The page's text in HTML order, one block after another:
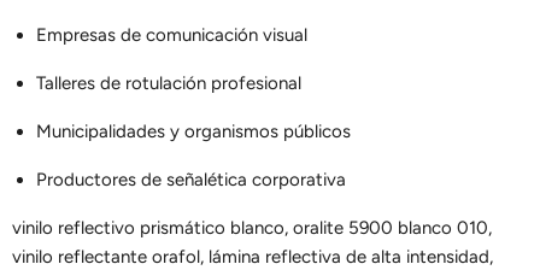
Empresas de comunicación visual
Talleres de rotulación profesional
Municipalidades y organismos públicos
Productores de señalética corporativa
vinilo reflectivo prismático blanco, oralite 5900 blanco 010,
vinilo reflectante orafol, lámina reflectiva de alta intensidad,